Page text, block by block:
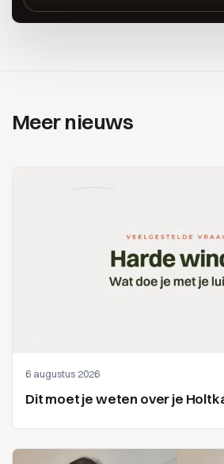
Meer nieuws
6 augustus 2026
Dit moet je weten over je